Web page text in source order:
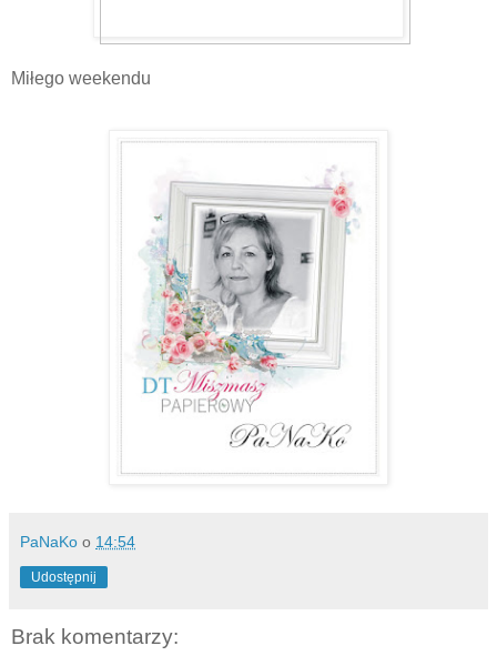
Miłego weekendu
PaNaKo o 14:54
Udostępnij
Brak komentarzy: